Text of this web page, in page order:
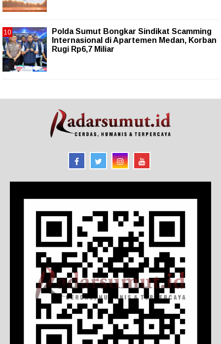
Polda Sumut Bongkar Sindikat Scamming
Internasional di Apartemen Medan, Korban
Rugi Rp6,7 Miliar